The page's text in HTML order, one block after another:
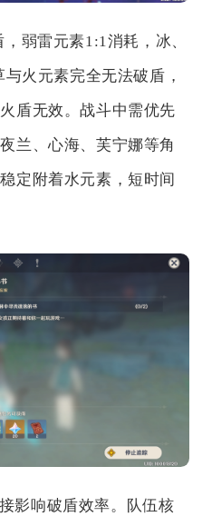
弱雷元素1:1消耗，冰、
火元素完全无法破盾，
盾无效。战斗中需优先
兰、心海、芙宁娜等角
定附着水元素，短时间
影响破盾效率。队伍核